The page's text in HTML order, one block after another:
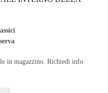
in magazzino. Richiedi info